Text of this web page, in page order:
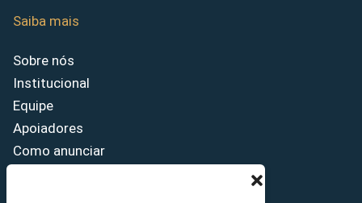
Saiba mais
Sobre nós
Institucional
Equipe
Apoiadores
Como anunciar